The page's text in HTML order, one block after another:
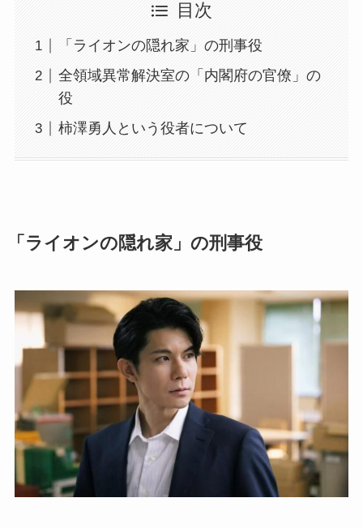
目次
「ライオンの隠れ家」の刑事役
全領域異常解決室の「内閣府の官僚」の
役
柿澤勇人という役者について
「ライオンの隠れ家」の刑事役